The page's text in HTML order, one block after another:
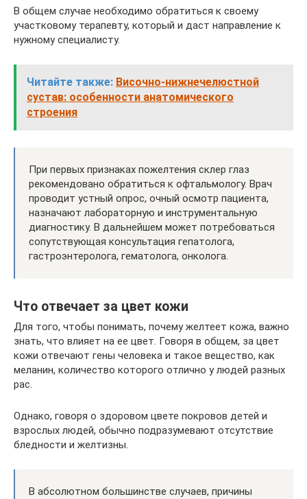
В общем случае необходимо обратиться к своему
участковому терапевту, который и даст направление к
нужному специалисту.
Читайте также: Височно-нижнечелюстной
сустав: особенности анатомического
строения
При первых признаках пожелтения склер глаз
рекомендовано обратиться к офтальмологу. Врач
проводит устный опрос, очный осмотр пациента,
назначают лабораторную и инструментальную
диагностику. В дальнейшем может потребоваться
сопутствующая консультация гепатолога,
гастроэнтеролога, гематолога, онколога.
Что отвечает за цвет кожи
Для того, чтобы понимать, почему желтеет кожа, важно
знать, что влияет на ее цвет. Говоря в общем, за цвет
кожи отвечают гены человека и такое вещество, как
меланин, количество которого отлично у людей разных
рас.
Однако, говоря о здоровом цвете покровов детей и
взрослых людей, обычно подразумевают отсутствие
бледности и желтизны.
В абсолютном большинстве случаев, причины